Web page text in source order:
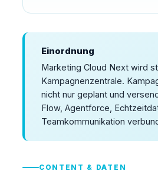
Einordnung
Marketing Cloud Next wird
Kampagnenzentrale.
nicht nur geplant und
Flow, Agentforce,
Teamkommunikation
CONTENT & DATEN